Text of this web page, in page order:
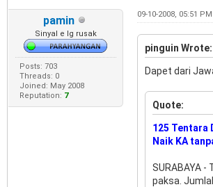
pamin
Sinyal e lg rusak
Posts: 703
Threads: 0
Joined: May 2008
Reputation: 7
09-10-2008, 05:51 PM
pinguin Wrote:
Dapet dari
Quote:
125 Tentara
Naik KA
SURABAYA
paksa.